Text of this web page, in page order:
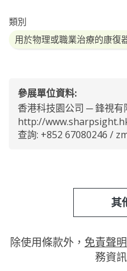
類別
用於物理或職業治療的康復
參展單位資料:
香港科技園公司 ─ 鋒視有
http://
查詢: +852 67080246 /
其
除使用條款外， 免責聲明
務資